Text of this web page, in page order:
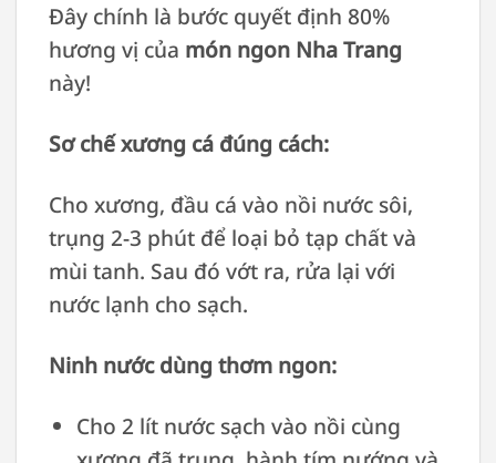
Đây chính là bước quyết định 80%
hương vị của món ngon Nha Trang
này!
Sơ chế xương cá đúng cách:
Cho xương, đầu cá vào nồi nước sôi,
trụng 2-3 phút để loại bỏ tạp chất và
mùi tanh. Sau đó vớt ra, rửa lại với
nước lạnh cho sạch.
Ninh nước dùng thơm ngon:
Cho 2 lít nước sạch vào nồi cùng